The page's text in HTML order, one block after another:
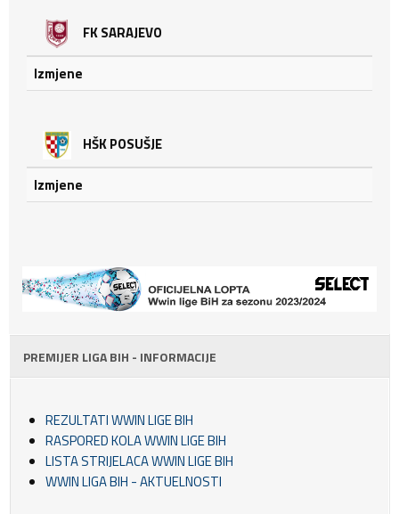
FK SARAJEVO
Izmjene
HŠK POSUŠJE
Izmjene
PREMIJER LIGA BIH - INFORMACIJE
REZULTATI WWIN LIGE BIH
RASPORED KOLA WWIN LIGE BIH
LISTA STRIJELACA WWIN LIGE BIH
WWIN LIGA BIH - AKTUELNOSTI